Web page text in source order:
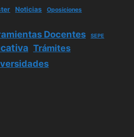
Noticias Oposiciones
Docentes SEPE
Trámites